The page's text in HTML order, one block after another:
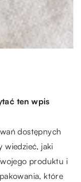
ten wpis
dostępnych
wiedzieć, jaki
produktu i
które